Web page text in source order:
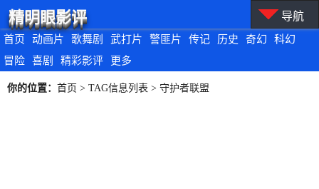
首页 动画片 歌舞剧 武打片 警匪片 传记 历史 奇幻
科幻
冒险
喜剧 精彩影评 更多
精明眼影评 导航
你的位置： 首页 > TAG信息列表 > 守护者联盟